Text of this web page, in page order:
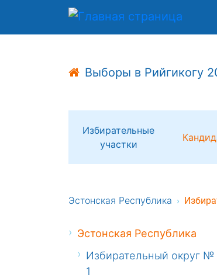
Выборы в Рийгикогу
Избирательные
участки
Эстонская Республика
Эстонская Республика
Избирательный округ №
1